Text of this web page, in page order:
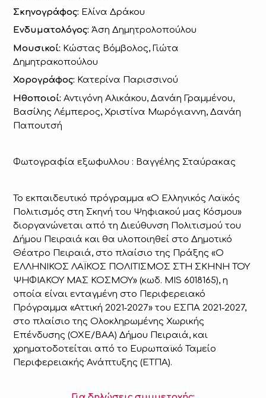
Σκηνογράφος: Ελίνα Δράκου
Ενδυματολόγος:Άση Δημητρολοπούλου
Μουσικοί: Κώστας Βόμβολος, Γιώτα
Δημητρακοπούλου
Χορογράφος: Κατερίνα Παρισσινού
Ηθοποιοί: Αντιγόνη Αλικάκου, Δανάη Γραμμένου,
Βασίλης Λέμπερος, Χριστίνα Μωρόγιαννη, Δανάη
Παπουτσή
Φωτογραφία εξωφυλλου : Bαγγέλης Σταύρακας
Το εκπαιδευτικό πρόγραμμα «Ο Ελληνικός Λαϊκός
Πολιτισμός στη Σκηνή του Ψηφιακού μας Κόσμου»
διοργανώνεται από τη Διεύθυνση Πολιτισμού του
Δήμου Πειραιά και θα υλοποιηθεί στο Δημοτικό
Θέατρο Πειραιά, στο πλαίσιο της Πράξης «Ο
ΕΛΛΗΝΙΚΟΣ ΛΑΪΚΟΣ ΠΟΛΙΤΙΣΜΟΣ ΣΤΗ ΣΚΗΝΗ ΤΟΥ
ΨΗΦΙΑΚΟΥ ΜΑΣ ΚΟΣΜΟΥ» (κωδ. MIS 6018165), η
οποία είναι ενταγμένη στο Περιφερειακό
Πρόγραμμα «Αττική 2021‑2027» του ΕΣΠΑ 2021‑2027,
στο πλαίσιο της Ολοκληρωμένης Χωρικής
Επένδυσης (ΟΧΕ/ΒΑΑ) Δήμου Πειραιά, και
χρηματοδοτείται από το Ευρωπαϊκό Ταμείο
Περιφερειακής Ανάπτυξης (ΕΤΠΑ).